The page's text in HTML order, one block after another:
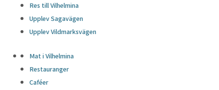
Res till Vilhelmina
Upplev Sagavägen
Upplev Vildmarksvägen
Mat i Vilhelmina
Restauranger
Caféer